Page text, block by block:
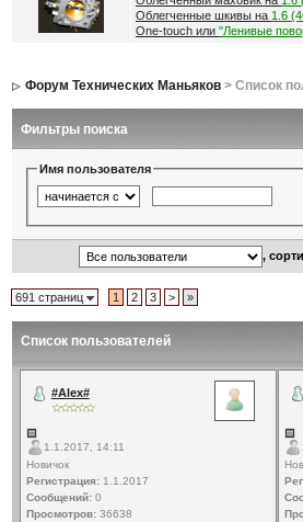
Облегченные шкивы на 1.6
One-touch или "Ленивые
Форум Технических Маньяков> Список
Фильтры поиска
Имя пользователя
,
691 страниц 1 2 3 > »
Список пользователей
#Alex#
1.1.2017, 14:11
Новичок
Регистрация:1.1.2017
Сообщений:0
Просмотров:36638